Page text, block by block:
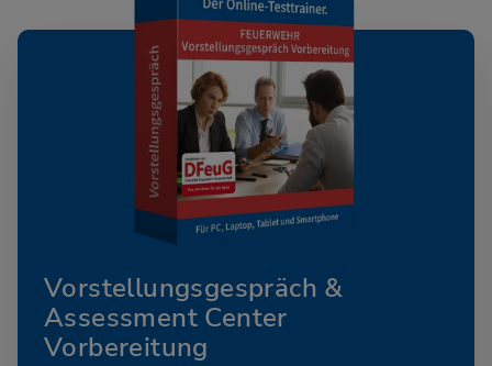
Vorstellungsgespräch &
Assessment Center
Vorbereitung